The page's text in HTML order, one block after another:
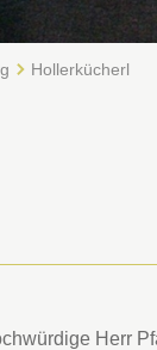
Hollerkücherl
Herr